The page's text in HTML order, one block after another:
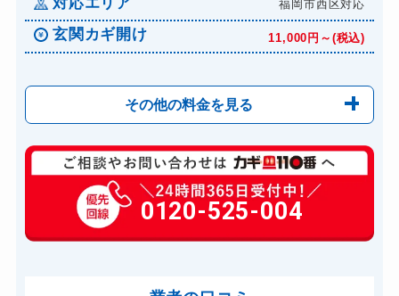
福岡市西区対応
玄関カギ開け 11,000円～(税込)
その他の料金を見る
玄関カギ修理 6,600円～(税込)
玄関カギ作成 14,300円～(税込)
玄関カギ交換 14,300円～(税込)
0120-525-004